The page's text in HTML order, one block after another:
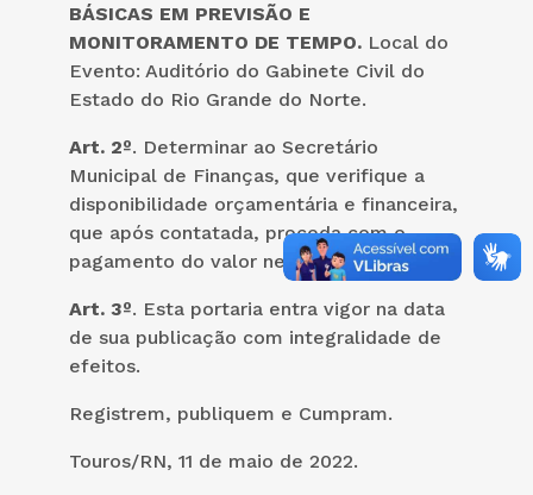
BÁSICAS EM PREVISÃO E
MONITORAMENTO DE TEMPO. Local do
Evento: Auditório do Gabinete Civil do
Estado do Rio Grande do Norte.
Art. 2º. Determinar ao Secretário
Municipal de Finanças, que verifique a
disponibilidade orçamentária e financeira,
que após contatada, proceda com o
pagamento do valor neste ato autorizado.
Art. 3º. Esta portaria entra vigor na data
de sua publicação com integralidade de
efeitos.
Registrem, publiquem e Cumpram.
Touros/RN, 11 de maio de 2022.